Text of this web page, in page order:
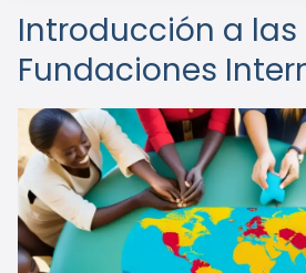
Introducción a las
Fundaciones